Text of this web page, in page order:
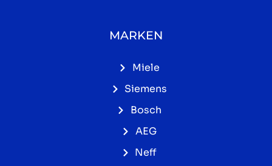
MARKEN
Miele
Siemens
Bosch
AEG
Neff